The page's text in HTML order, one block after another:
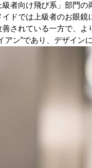
者向け飛び系」部門の
ドでは上級者のお眼鏡
されている一方で、よ
ン”であり、デザイン